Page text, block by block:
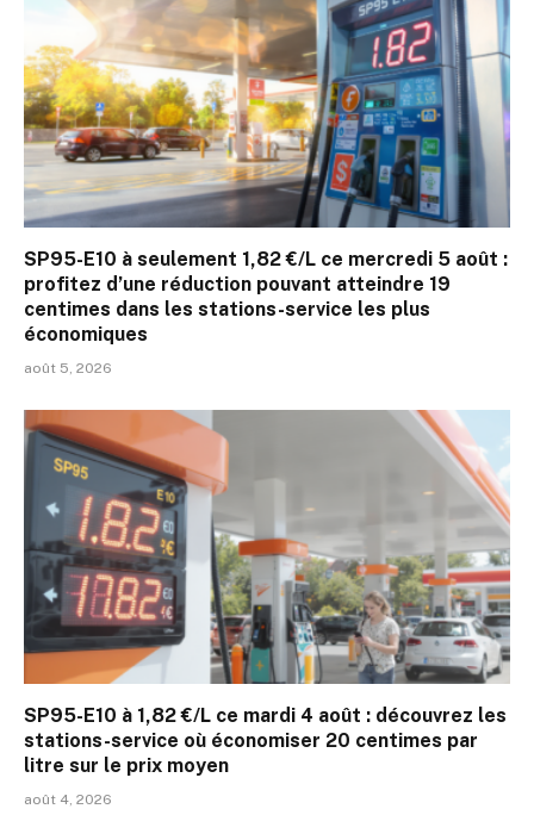
SP95-E10 à seulement 1,82 €/L ce mercredi 5 août :
profitez d’une réduction pouvant atteindre 19
centimes dans les stations-service les plus
économiques
août 5, 2026
SP95-E10 à 1,82 €/L ce mardi 4 août : découvrez les
stations-service où économiser 20 centimes par
litre sur le prix moyen
août 4, 2026